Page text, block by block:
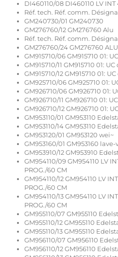
DI460110/08 DI460110 LV
Réf. tech. Réf. comm.
GM240730/01 GM240730
GM276760/12 GM276760 Alu
Réf. tech. Réf. comm.
GM276760/24 GM276760 ALU
GM915710/06 GM915710 01:
GM915710/11 GM915710 01:
GM915710/12 GM915710 01:
GM925710/06 GM925710 01:
GM926710/06 GM926710 01:
GM926710/11 GM926710 01:
GM926710/12 GM926710 01:
GM953110/01 GM953110
GM953110/14 GM953110
GM953120/01 GM953120 wei~
GM953160/01 GM953160
GM953910/12 GM953910
GM954110/09 GM954110 LV
PROG./60 CM
GM954110/12 GM954110 LV
PROG./60 CM
GM954110/13 GM954110 LV
PROG./60 CM
GM955110/07 GM955110
GM955110/12 GM955110
GM955110/13 GM955110
GM956110/07 GM956110
GM956110/12 GM956110